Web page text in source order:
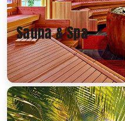
Sauna & Spa